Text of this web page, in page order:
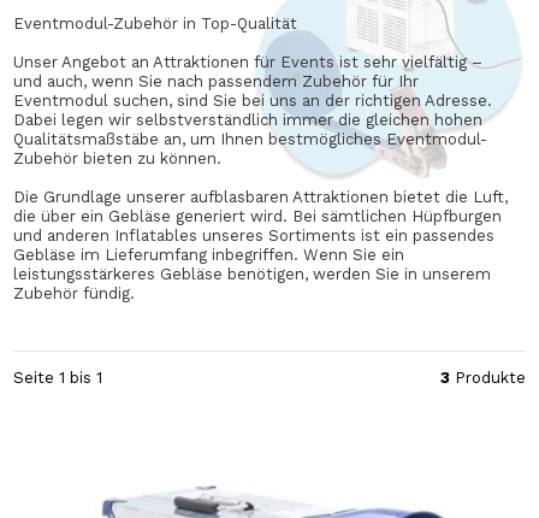
Eventmodul-Zubehör in Top-Qualität
Unser Angebot an Attraktionen für Events ist sehr vielfältig –
und auch, wenn Sie nach passendem Zubehör für Ihr
Eventmodul suchen, sind Sie bei uns an der richtigen Adresse.
Dabei legen wir selbstverständlich immer die gleichen hohen
Qualitätsmaßstäbe an, um Ihnen bestmögliches Eventmodul-
Zubehör bieten zu können.
Die Grundlage unserer aufblasbaren Attraktionen bietet die Luft,
die über ein Gebläse generiert wird. Bei sämtlichen Hüpfburgen
und anderen Inflatables unseres Sortiments ist ein passendes
Gebläse im Lieferumfang inbegriffen. Wenn Sie ein
leistungsstärkeres Gebläse benötigen, werden Sie in unserem
Zubehör fündig.
Seite 1 bis 1 3Produkte